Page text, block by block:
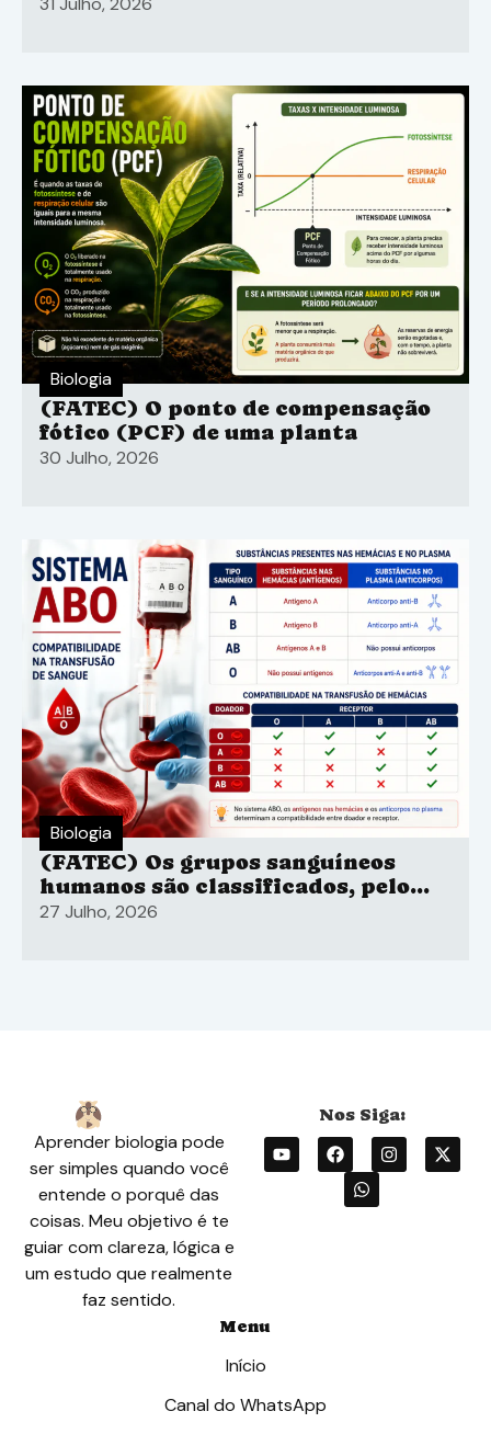
Biologia
(FATEC) O ponto de compensação
fótico (PCF) de uma planta
30 Julho, 2026
Biologia
(FATEC) Os grupos sanguíneos
humanos são classificados, pelo
sistema ABO
27 Julho, 2026
Aprender biologia pode
ser simples quando você
entende o porquê das
coisas. Meu objetivo é te
guiar com clareza, lógica e
um estudo que realmente
faz sentido.
Menu
Início
Canal do WhatsApp